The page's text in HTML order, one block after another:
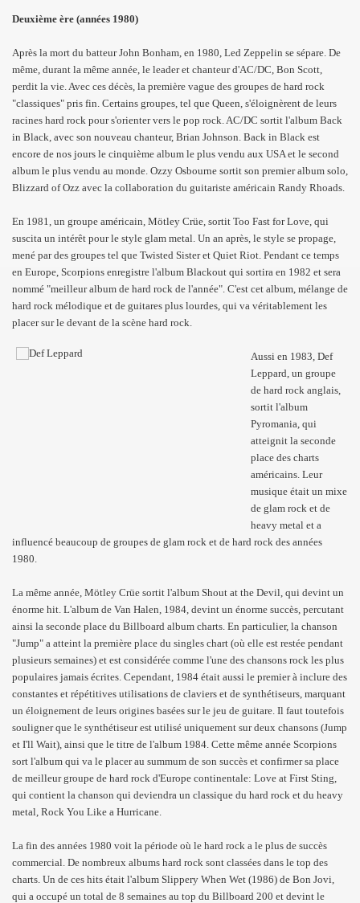
Deuxième ère (années 1980)
Après la mort du batteur John Bonham, en 1980, Led Zeppelin se sépare. De
même, durant la même année, le leader et chanteur d'AC/DC, Bon Scott,
perdit la vie. Avec ces décès, la première vague des groupes de hard rock
"classiques" pris fin. Certains groupes, tel que Queen, s'éloignèrent de leurs
racines hard rock pour s'orienter vers le pop rock. AC/DC sortit l'album Back
in Black, avec son nouveau chanteur, Brian Johnson. Back in Black est
encore de nos jours le cinquième album le plus vendu aux USA et le second
album le plus vendu au monde. Ozzy Osbourne sortit son premier album solo,
Blizzard of Ozz avec la collaboration du guitariste américain Randy Rhoads.
En 1981, un groupe américain, Mötley Crüe, sortit Too Fast for Love, qui
suscita un intérêt pour le style glam metal. Un an après, le style se propage,
mené par des groupes tel que Twisted Sister et Quiet Riot. Pendant ce temps
en Europe, Scorpions enregistre l'album Blackout qui sortira en 1982 et sera
nommé "meilleur album de hard rock de l'année". C'est cet album, mélange de
hard rock mélodique et de guitares plus lourdes, qui va véritablement les
placer sur le devant de la scène hard rock.
Aussi en 1983, Def
Leppard, un groupe
de hard rock anglais,
sortit l'album
Pyromania, qui
atteignit la seconde
place des charts
américains. Leur
musique était un mixe
de glam rock et de
heavy metal et a
influencé beaucoup de groupes de glam rock et de hard rock des années
1980.
La même année, Mötley Crüe sortit l'album Shout at the Devil, qui devint un
énorme hit. L'album de Van Halen, 1984, devint un énorme succès, percutant
ainsi la seconde place du Billboard album charts. En particulier, la chanson
"Jump" a atteint la première place du singles chart (où elle est restée pendant
plusieurs semaines) et est considérée comme l'une des chansons rock les plus
populaires jamais écrites. Cependant, 1984 était aussi le premier à inclure des
constantes et répétitives utilisations de claviers et de synthétiseurs, marquant
un éloignement de leurs origines basées sur le jeu de guitare. Il faut toutefois
souligner que le synthétiseur est utilisé uniquement sur deux chansons (Jump
et I'll Wait), ainsi que le titre de l'album 1984. Cette même année Scorpions
sort l'album qui va le placer au summum de son succès et confirmer sa place
de meilleur groupe de hard rock d'Europe continentale: Love at First Sting,
qui contient la chanson qui deviendra un classique du hard rock et du heavy
metal, Rock You Like a Hurricane.
La fin des années 1980 voit la période où le hard rock a le plus de succès
commercial. De nombreux albums hard rock sont classées dans le top des
charts. Un de ces hits était l'album Slippery When Wet (1986) de Bon Jovi,
qui a occupé un total de 8 semaines au top du Billboard 200 et devint le